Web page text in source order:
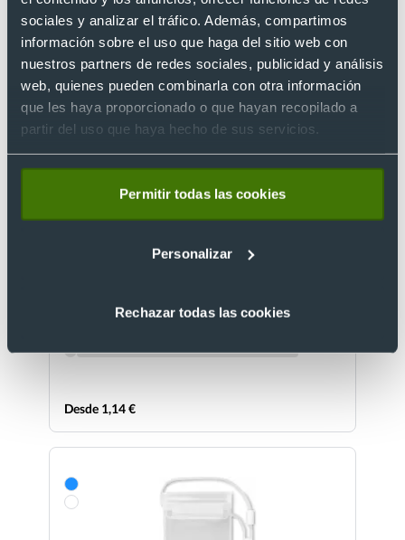
sociales y analizar el tráfico. Además, compartimos
información sobre el uso que haga del sitio web con
nuestros partners de redes sociales, publicidad y análisis
web, quienes pueden combinarla con otra información
que les haya proporcionado o que hayan recopilado a
partir del uso que haya hecho de sus servicios.
Permitir todas las cookies
Personalizar
Rechazar todas las cookies
Desde 1,15 €
Soporte impermeable para móvil con pantalla
Desde 1,14 €